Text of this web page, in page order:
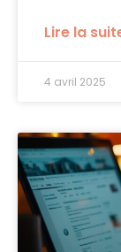
Lire la
4 avril 2025